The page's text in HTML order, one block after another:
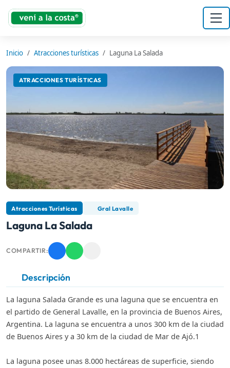
Inicio Atracciones turísticas Laguna La Salada
ATRACCIONES TURÍSTICAS
Atracciones Turísticas Gral Lavalle
Laguna La Salada
COMPARTIR:
Descripción
La laguna Salada Grande es una laguna que se encuentra en
el partido de General Lavalle, en la provincia de Buenos Aires,
Argentina. La laguna se encuentra a unos 300 km de la ciudad
de Buenos Aires y a 30 km de la ciudad de Mar de Ajó.1​
La laguna posee unas 8.000 hectáreas de superficie, siendo